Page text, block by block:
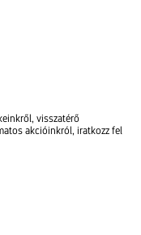
visszatérő
akcióinkról, iratkozz fel